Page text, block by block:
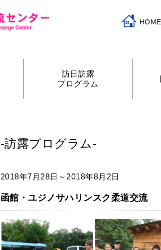
HOME
訪日訪露
プログラム
-訪露プログラム-
2018年7月28日～2018年8月2日
函館・ユジノサハリンスク柔道交流